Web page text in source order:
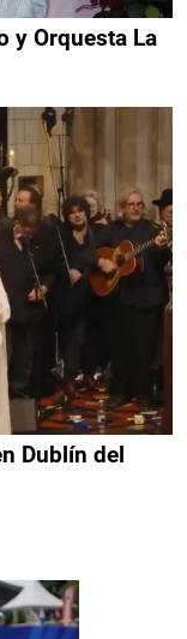
y Orquesta La
Dublín del